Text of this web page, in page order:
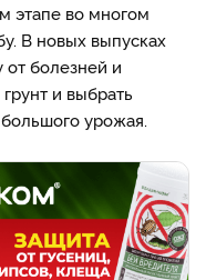
этапе во многом
В новых выпусках
от болезней и
и выбрать
урожая.